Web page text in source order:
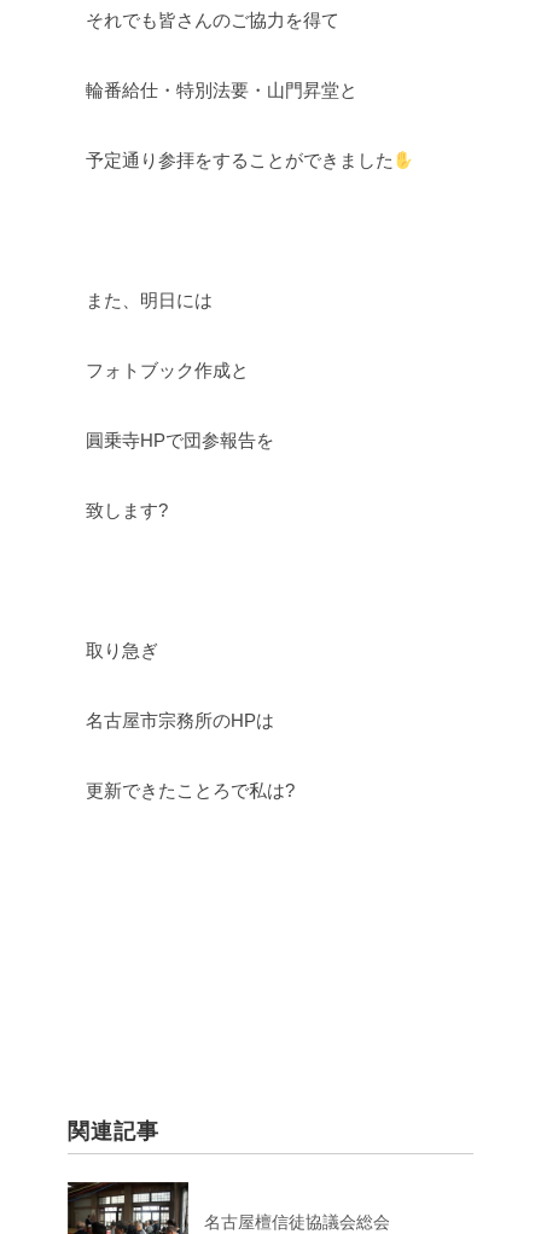
それでも皆さんのご協力を得て
輪番給仕・特別法要・山門昇堂と
予定通り参拝をすることができました
また、明日には
フォトブック作成と
圓乗寺HPで団参報告を
致します?
取り急ぎ
名古屋市宗務所のHPは
更新できたことろで私は?
関連記事
名古屋檀信徒協議会総会